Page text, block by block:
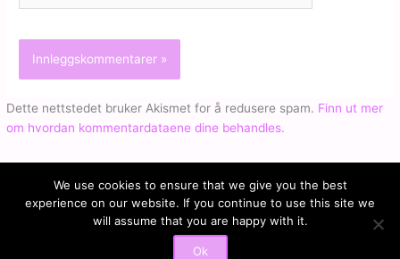
Dette nettstedet bruker Akismet for å redusere spam. Finn ut mer
om hvordan kommentardataene dine behandles.
We use cookies to ensure that we give you the best
experience on our website. If you continue to use this site we
will assume that you are happy with it.
Ok